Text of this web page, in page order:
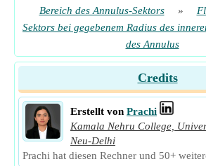
Bereich des Annulus-Sektors
»
Sektors bei gegebenem Radius des
des Annulus
Credits
Erstellt von Prachi
Kamala Nehru College,
Neu-Delhi
Prachi hat diesen Rechner und 50+